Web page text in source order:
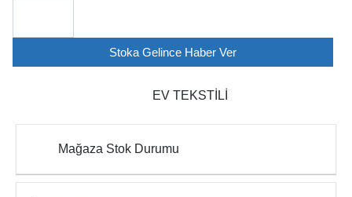
Stoka Gelince Haber Ver
EV TEKSTİLİ
Mağaza Stok Durumu